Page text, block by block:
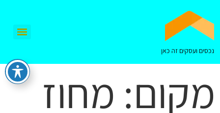
נכסים ועסקים זה כאן
מקום: מחוז